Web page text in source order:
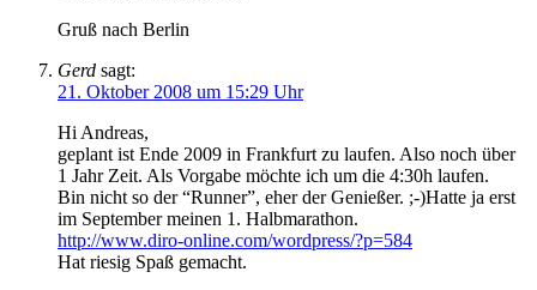
Gruß nach Berlin
Gerd sagt:
21. Oktober 2008 um 15:29 Uhr
Hi Andreas,
geplant ist Ende 2009 in Frankfurt zu laufen. Also noch über
1 Jahr Zeit. Als Vorgabe möchte ich um die 4:30h laufen.
Bin nicht so der “Runner”, eher der Genießer. ;-)Hatte ja erst
im September meinen 1. Halbmarathon.
http://www.diro-online.com/wordpress/?p=584
Hat riesig Spaß gemacht.